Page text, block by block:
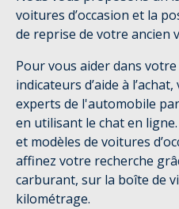
voitures d’occasion et la
de reprise de votre ancien
Pour vous aider dans
indicateurs d’aide à
experts de l'automobile
en utilisant le chat en
et modèles de voitures
affinez votre recherche
carburant, sur la boîte de
kilométrage.